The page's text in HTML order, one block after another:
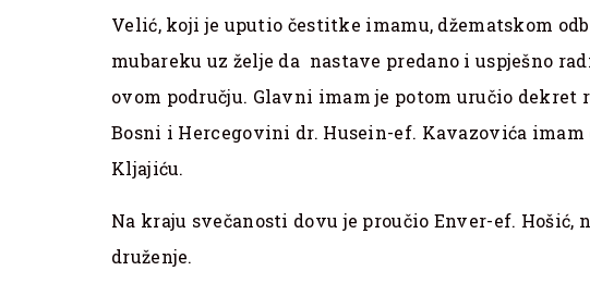
Velić, koji je uputio čestitke imamu, džematskom
mubareku uz želje da nastave predano i uspješno
ovom području. Glavni imam je potom uručio dekret
Bosni i Hercegovini dr. Husein-ef. Kavazovića imam
Kljajiću.
Na kraju svečanosti dovu je proučio Enver-ef.
druženje.